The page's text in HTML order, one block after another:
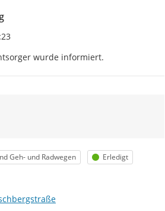
wurde informiert.
Geh- und Radwegen Status
Erledigt